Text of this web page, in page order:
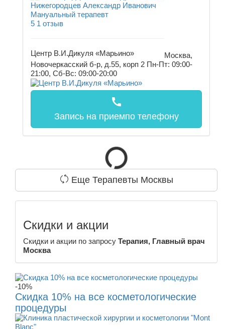
Нижегородцев Александр Иванович
Мануальный терапевт
5 1 отзыв
Центр В.И.Дикуля «Марьино»
Москва,
Новочеркасский б-р, д.55, корп 2 Пн-Пт: 09:00-
21:00, Сб-Вс: 09:00-20:00
call
Запись на приемпо телефону
Еще Терапевты Москвы
Скидки и акции
Скидки и акции по запросу Терапия, Главный врач
Москва
-10%
Скидка 10% на все косметологические
процедуры